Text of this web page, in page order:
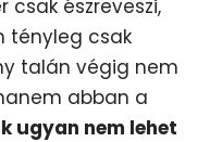
csak észreveszi,
tényleg csak
talán végig nem
abban a
ugyan nem lehet